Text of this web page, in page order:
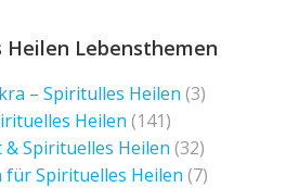
Heilen Lebensthemen
– Spiritulles Heilen (3)
Heilen (141)
& Spirituelles Heilen (32)
für Spirituelles Heilen (7)